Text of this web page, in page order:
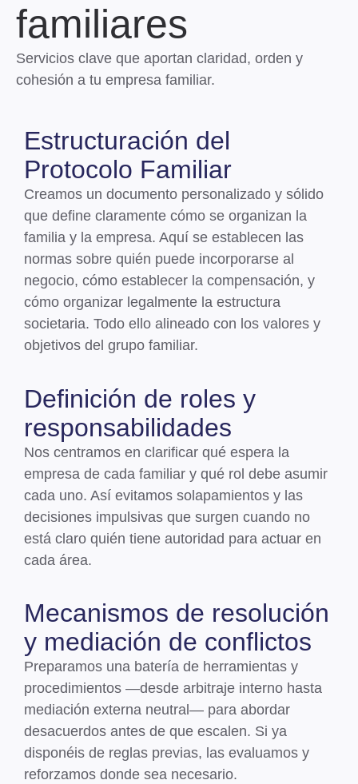
familiares
Servicios clave que aportan claridad, orden y
cohesión a tu empresa familiar.
Estructuración del
Protocolo Familiar
Creamos un documento personalizado y sólido
que define claramente cómo se organizan la
familia y la empresa. Aquí se establecen las
normas sobre quién puede incorporarse al
negocio, cómo establecer la compensación, y
cómo organizar legalmente la estructura
societaria. Todo ello alineado con los valores y
objetivos del grupo familiar.
Definición de roles y
responsabilidades
Nos centramos en clarificar qué espera la
empresa de cada familiar y qué rol debe asumir
cada uno. Así evitamos solapamientos y las
decisiones impulsivas que surgen cuando no
está claro quién tiene autoridad para actuar en
cada área.
Mecanismos de resolución
y mediación de conflictos
Preparamos una batería de herramientas y
procedimientos —desde arbitraje interno hasta
mediación externa neutral— para abordar
desacuerdos antes de que escalen. Si ya
disponéis de reglas previas, las evaluamos y
reforzamos donde sea necesario.